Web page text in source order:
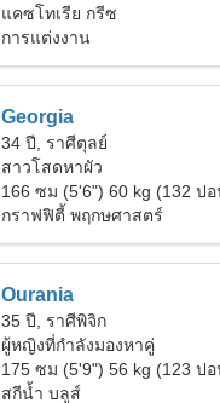
แคซโทเรีย กรีซ
การแต่งงาน
Georgia
34 ปี, ราศีตุลย์
สาวโสดหาผัว
166 ซม (5'6") 60 kg (132 ป
กราฟฟิตี้ พฤกษศาสตร์
Ourania
35 ปี, ราศีพิจิก
ผู้หญิงที่กำลังมองหาคู่
175 ซม (5'9") 56 kg (123 ป
สกีน้ำ บลูส์